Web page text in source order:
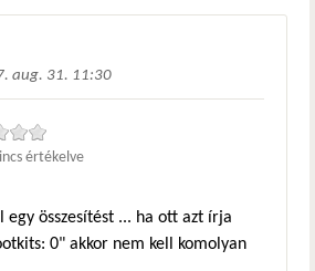
aug. 31. 11:30
értékelve
egy összesítést ... ha ott azt írja
0" akkor nem kell komolyan